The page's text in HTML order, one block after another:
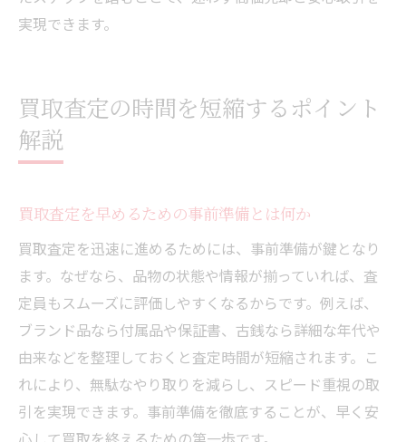
買取のスピードと費用対効果を見抜く方法
買取のスピードと価格を重視した比較方法
い
買取スピード鑑定団と他サービス比較の視
点
納得感のある取引を実現する比較基準
自分に合った買取サービスの選び方ガイド
実現できます。
買取査定の時間を短縮するポイント
解説
買取査定を早めるための事前準備とは何か
買取査定を迅速に進めるためには、事前準備が鍵となり
ます。なぜなら、品物の状態や情報が揃っていれば、査
定員もスムーズに評価しやすくなるからです。例えば、
ブランド品なら付属品や保証書、古銭なら詳細な年代や
由来などを整理しておくと査定時間が短縮されます。こ
れにより、無駄なやり取りを減らし、スピード重視の取
引を実現できます。事前準備を徹底することが、早く安